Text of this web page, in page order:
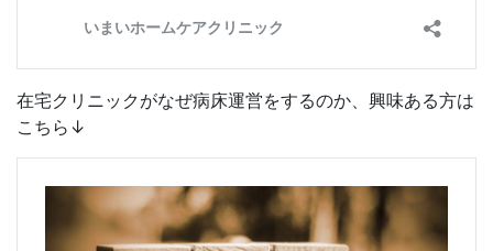
在宅クリニックがなぜ病床運営をするのか、興味ある方は
こちら↓